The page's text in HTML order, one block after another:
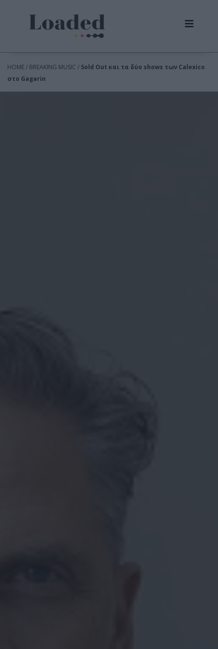
HOME / BREAKING MUSIC / Sold Out και τα δύο shows των Calexico
στο Gagarin